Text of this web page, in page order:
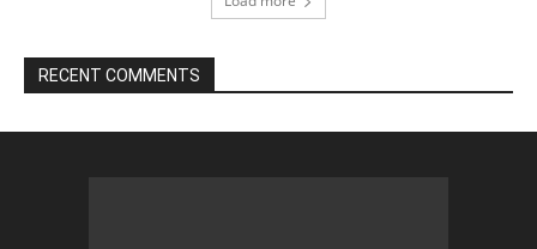
RECENT COMMENTS